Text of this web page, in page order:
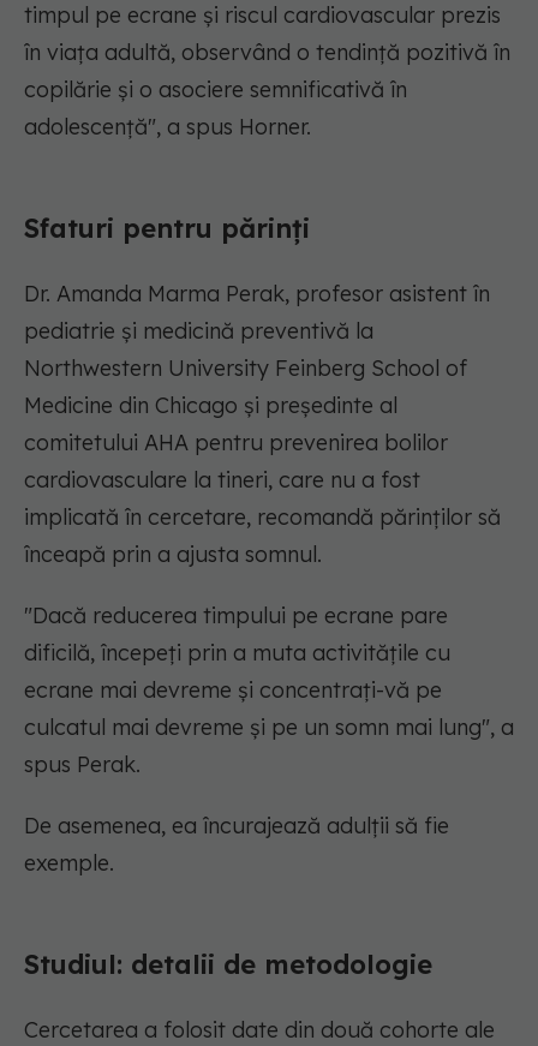
timpul pe ecrane și riscul cardiovascular prezis
în viața adultă, observând o tendință pozitivă în
copilărie și o asociere semnificativă în
adolescență", a spus Horner.
Sfaturi pentru părinți
Dr. Amanda Marma Perak, profesor asistent în
pediatrie și medicină preventivă la
Northwestern University Feinberg School of
Medicine din Chicago și președinte al
comitetului AHA pentru prevenirea bolilor
cardiovasculare la tineri, care nu a fost
implicată în cercetare, recomandă părinților să
înceapă prin a ajusta somnul.
"Dacă reducerea timpului pe ecrane pare
dificilă, începeți prin a muta activitățile cu
ecrane mai devreme și concentrați-vă pe
culcatul mai devreme și pe un somn mai lung", a
spus Perak.
De asemenea, ea încurajează adulții să fie
exemple.
Studiul: detalii de metodologie
Cercetarea a folosit date din două cohorte ale